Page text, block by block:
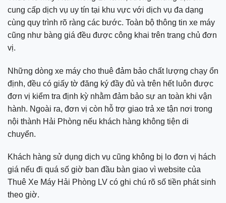
cung cấp dịch vụ uy tín tại khu vực với dịch vụ đa dạng
cùng quy trình rõ ràng các bước. Toàn bộ thông tin xe máy
cũng như bàng giá đều được công khai trên trang chủ đơn
vị.
Những dòng xe máy cho thuê đảm bảo chất lượng chạy ổn
định, đều có giấy tờ đăng ký đầy đủ và trên hết luôn được
đơn vị kiểm tra định kỳ nhằm đảm bảo sự an toàn khi vận
hành. Ngoài ra, đơn vị còn hỗ trợ giao trả xe tận nơi trong
nội thành Hải Phòng nếu khách hàng không tiện di
chuyển.
Khách hàng sử dụng dịch vụ cũng không bị lo đơn vị hách
giá nếu đi quá số giờ ban đầu bàn giao vì website của
Thuê Xe Máy Hải Phòng LV có ghi chú rõ số tiền phát sinh
theo giờ.